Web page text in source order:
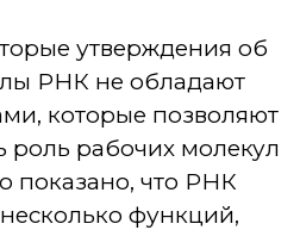
утверждения об
РНК не обладают
которые позволяют
роль рабочих молекул
показано, что РНК
функций,